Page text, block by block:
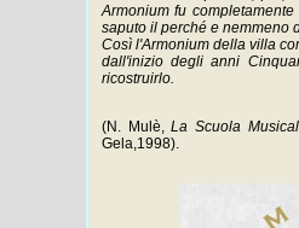
Armonium fu
saputo il perché e nemmeno
Così l'Armonium della villa
dall'inizio degli anni
ricostruirlo.
(N. Mulè,La Scuola
Gela,1998).